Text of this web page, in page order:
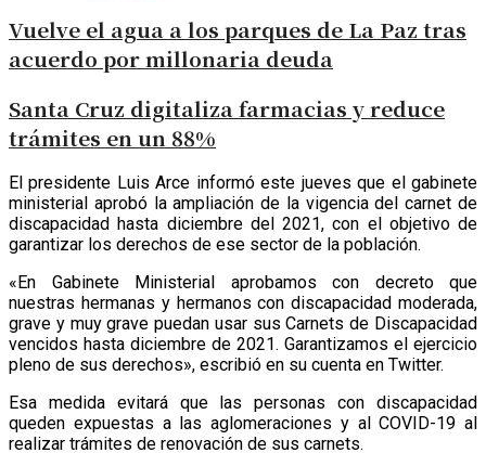
Vuelve el agua a los parques de La Paz tras
acuerdo por millonaria deuda
Santa Cruz digitaliza farmacias y reduce
trámites en un 88%
El presidente Luis Arce informó este jueves que el gabinete
ministerial aprobó la ampliación de la vigencia del carnet de
discapacidad hasta diciembre del 2021, con el objetivo de
garantizar los derechos de ese sector de la población.
«En Gabinete Ministerial aprobamos con decreto que
nuestras hermanas y hermanos con discapacidad moderada,
grave y muy grave puedan usar sus Carnets de Discapacidad
vencidos hasta diciembre de 2021. Garantizamos el ejercicio
pleno de sus derechos», escribió en su cuenta en Twitter.
Esa medida evitará que las personas con discapacidad
queden expuestas a las aglomeraciones y al COVID-19 al
realizar trámites de renovación de sus carnets.